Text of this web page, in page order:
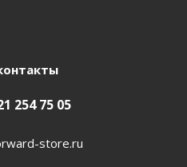
254 75 05
store.ru